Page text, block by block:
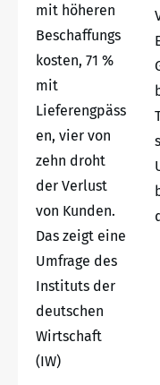
mit höheren
Beschaffungs
kosten, 71 %
mit
Lieferengpäss
en, vier von
zehn droht
der Verlust
von Kunden.
Das zeigt eine
Umfrage des
Instituts der
deutschen
Wirtschaft
(IW)